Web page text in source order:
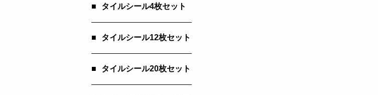
■ タイルシール4枚セット
■ タイルシール12枚セット
■ タイルシール20枚セット